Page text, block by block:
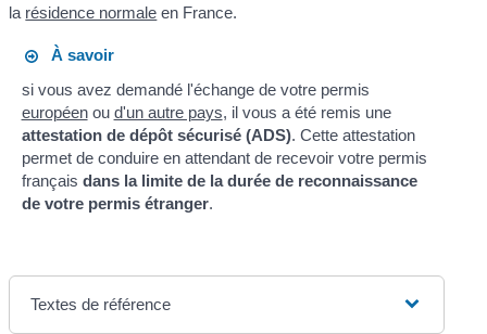
la résidence normale en France.
À savoir
si vous avez demandé l'échange de votre permis
européenou d'un autre pays, il vous a été remis une
attestation de dépôt sécurisé (ADS). Cette attestation
permet de conduire en attendant de recevoir votre permis
français dans la limite de la durée de reconnaissance
de votre permis étranger.
Textes de référence